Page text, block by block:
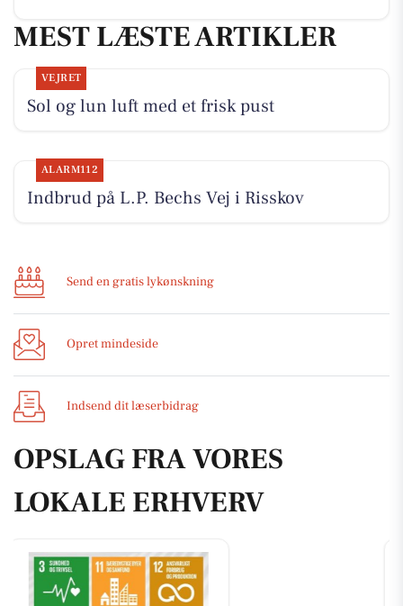
MEST LÆSTE ARTIKLER
VEJRET
Sol og lun luft med et frisk pust
ALARM112
Indbrud på L.P. Bechs Vej i Risskov
Send en gratis lykønskning
Opret mindeside
Indsend dit læserbidrag
OPSLAG FRA VORES
LOKALE ERHVERV